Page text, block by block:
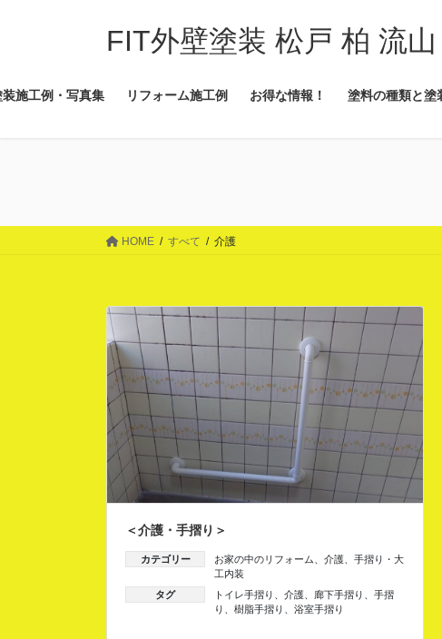
ツ
シ
FIT外壁塗装 松戸 柏 流
装施工例・写真集 リフォーム施工例 お得な情報！ 塗料の種類と塗
HOME すべて 介護
＜介護・手摺り＞
カテゴリー お家の中のリフォーム 介護
手摺り・大
工内装
タグ
トイレ手摺り 介護 廊下手摺り
手摺
り
樹脂手摺り 浴室手摺り